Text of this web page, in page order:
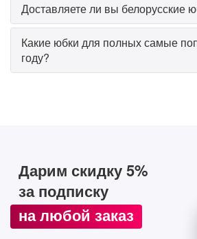
Доставляете ли вы белорусские
Какие юбки для полных самые
году?
Дарим скидку 5%
за подписку
на любой заказ